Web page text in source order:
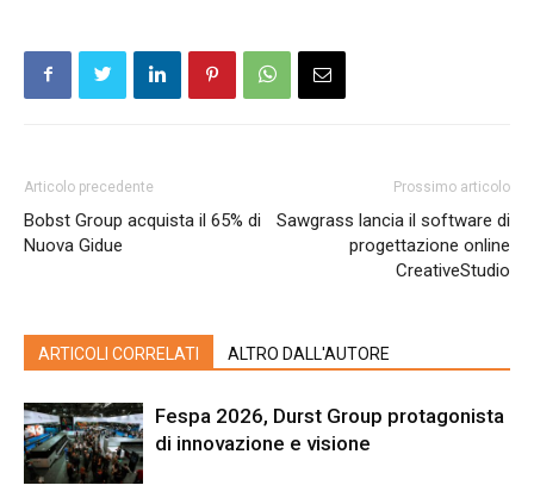
Articolo precedente
Bobst Group acquista il 65% di
Nuova Gidue
Prossimo articolo
Sawgrass lancia il software di
progettazione online
CreativeStudio
ARTICOLI CORRELATI ALTRO DALL'AUTORE
Fespa 2026, Durst Group protagonista
di innovazione e visione